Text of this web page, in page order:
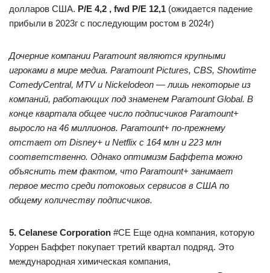
долларов США. P/E 4,2 , fwd P/E 12,1 (ожидается падение
прибыли в 2023г с последующим ростом в 2024г)
Дочерние компании Paramount являются крупными
игроками в мире медиа. Paramount Pictures, CBS, Showtime
ComedyCentral, MTV и Nickelodeon — лишь некоторые из
компаний, работающих под знаменем Paramount Global. В
конце квартала общее число подписчиков Paramount+
выросло на 46 миллионов. Paramount+ по-прежнему
отстает от Disney+ и Netflix с 164 млн и 223 млн
соответственно. Однако оптимизм Баффета можно
объяснить тем фактом, что Paramount+ занимает
первое место среди потоковых сервисов в США по
общему количеству подписчиков.
5. Celanese Corporation #CE Еще одна компания, которую
Уоррен Баффет покупает третий квартал подряд. Это
международная химическая компания,